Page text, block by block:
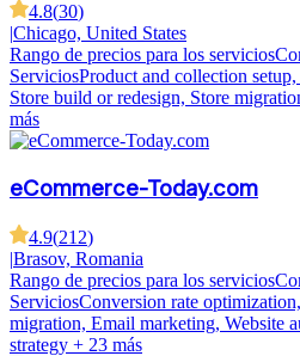
4.8(30)
|Chicago, United States
Rango de precios para los servicios
ServiciosProduct and collection
Store build or redesign, Store
más
eCommerce-Today.com
4.9(212)
|Brasov, Romania
Rango de precios para los servicios
ServiciosConversion rate
migration, Email marketing, Website
strategy + 23 más